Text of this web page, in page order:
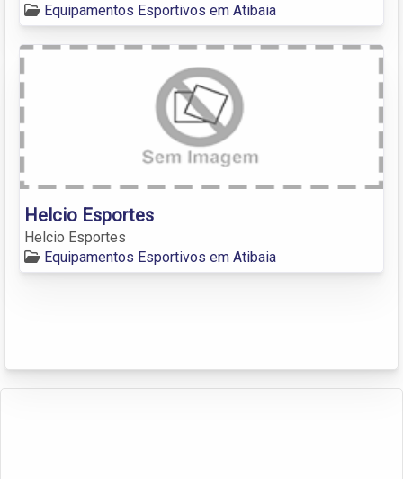
Equipamentos Esportivos em Atibaia
Helcio Esportes
Helcio Esportes
Equipamentos Esportivos em Atibaia